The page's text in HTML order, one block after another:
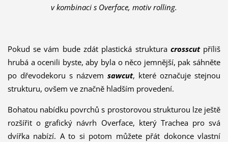
v kombinaci s Overface, motiv rolling.
Pokud se vám bude zdát plastická struktura crosscutpříliš
hrubá a ocenili byste, aby byla o něco jemnější, pak sáhněte
po dřevodekoru s názvemsawcut, které označuje stejnou
strukturu, ovšem ve značně hladším provedení.
Bohatou nabídku povrchů s prostorovou strukturou lze ještě
rozšířit o grafický návrh Overface, který Trachea pro svá
dvířka nabízí. A to si potom můžete přát dokonce vlastní